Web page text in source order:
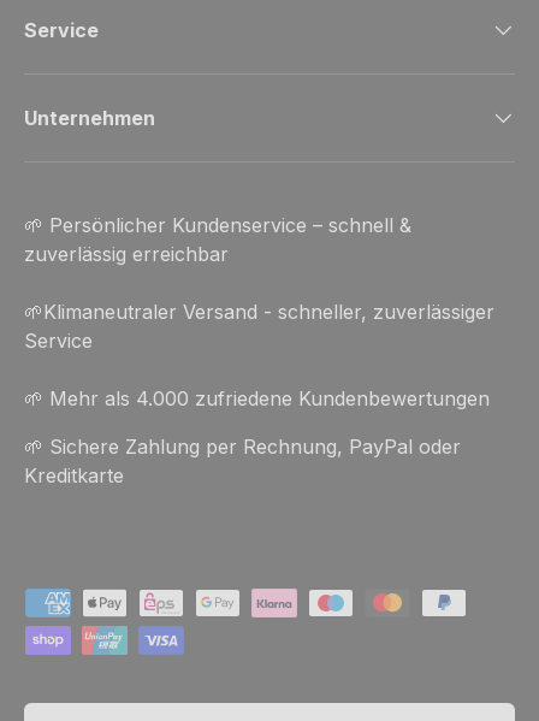
Service
Unternehmen
🌱 Persönlicher Kundenservice – schnell &
zuverlässig erreichbar
🌱Klimaneutraler Versand - schneller, zuverlässiger
Service
🌱 Mehr als 4.000 zufriedene Kundenbewertungen
🌱 Sichere Zahlung per Rechnung, PayPal oder
Kreditkarte
Zahlungsmethoden
Land/Region